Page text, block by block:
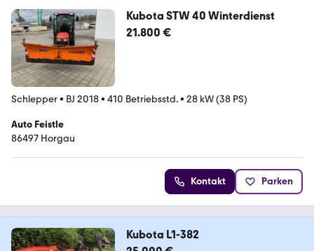
Kubota STW 40 Winterdienst
21.800 €
Schlepper• BJ 2018• 410 Betriebsstd.• 28 kW (38 PS)
Auto Feistle
86497 Horgau
Kontakt Parken
Kubota L1-382